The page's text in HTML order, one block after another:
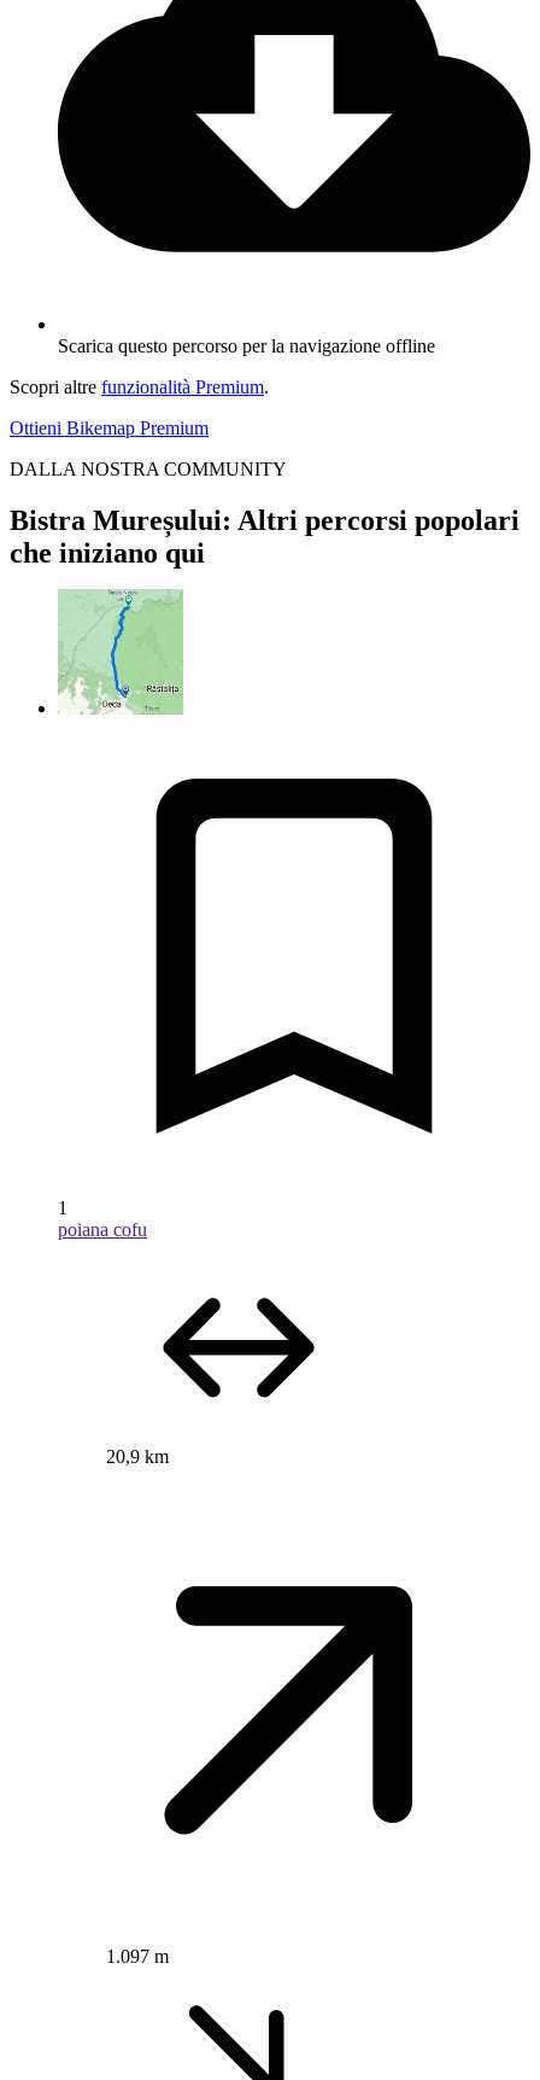
Scarica questo percorso per la navigazione offline
Scopri altre funzionalità Premium.
Ottieni Bikemap Premium
DALLA NOSTRA COMMUNITY
Bistra Mureșului: Altri percorsi popolari
che iniziano qui
1
poiana cofu
20,9 km
1.097 m